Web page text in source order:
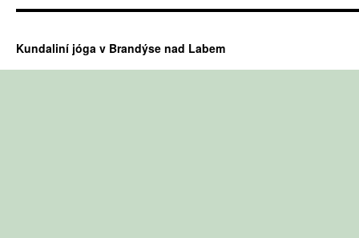
Kundaliní jóga v Brandýse nad Labem